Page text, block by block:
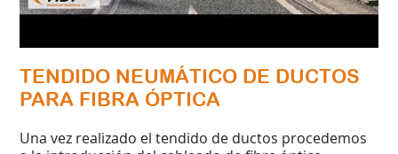
TENDIDO NEUMÁTICO DE DUCTOS
PARA FIBRA ÓPTICA
Una vez realizado el tendido de ductos procedemos